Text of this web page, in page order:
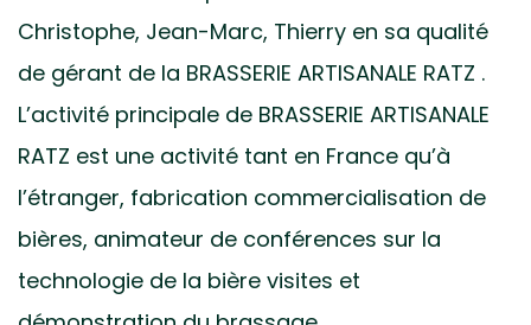
Christophe, Jean-Marc, Thierry en sa qualité
de gérant de la BRASSERIE ARTISANALE RATZ .
L’activité principale de BRASSERIE ARTISANALE
RATZ est une activité tant en France qu’à
l’étranger, fabrication commercialisation de
bières, animateur de conférences sur la
technologie de la bière visites et